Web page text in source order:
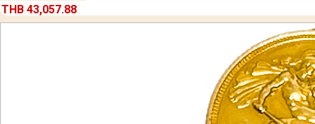
THB 43,057.88